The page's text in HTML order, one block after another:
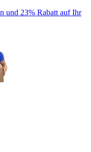
und 23% Rabatt auf Ihr